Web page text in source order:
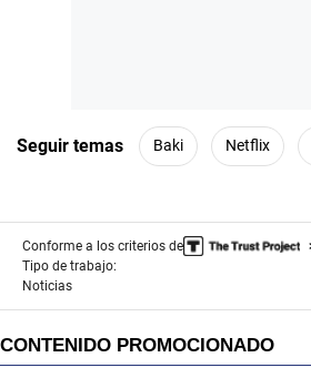
Seguir temas Baki Netflix
Conforme a los criterios de
Tipo de trabajo:
Noticias